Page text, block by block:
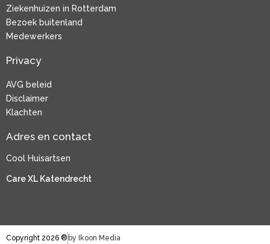
Ziekenhuizen in Rotterdam
Bezoek buitenland
Medewerkers
Privacy
AVG beleid
Disclaimer
Klachten
Adres en contact
Cool Huisartsen
Care XL Katendrecht
Copyright 2026 ® by Ikoon Media